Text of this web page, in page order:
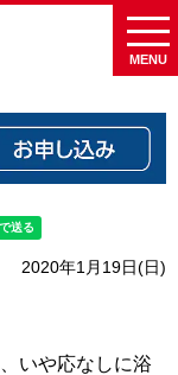
MENU
2020年1月19日(日)
いや応なしに浴